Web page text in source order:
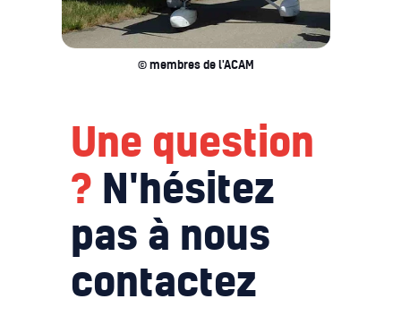
© membres de l'ACAM
Une question
? N'hésitez
pas à nous
contactez